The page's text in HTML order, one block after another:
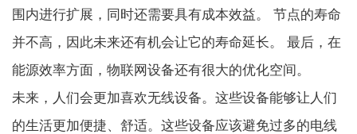
围内进行扩展，同时还需要具有成本效益。 节点的寿命
并不高，因此未来还有机会让它的寿命延长。 最后，在
能源效率方面，物联网设备还有很大的优化空间。
未来，人们会更加喜欢无线设备。这些设备能够让人们
的生活更加便捷、舒适。这些设备应该避免过多的电线